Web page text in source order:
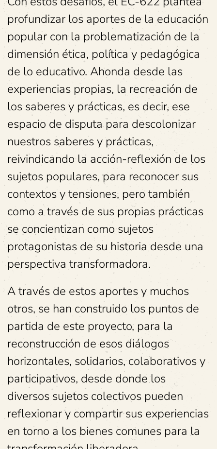
profundizar los aportes de la educación
popular con la problematización de la
dimensión ética, política y pedagógica
de lo educativo. Ahonda desde las
experiencias propias, la recreación de
los saberes y prácticas, es decir, ese
espacio de disputa para descolonizar
nuestros saberes y prácticas,
reivindicando la acción-reflexión de los
sujetos populares, para reconocer sus
contextos y tensiones, pero también
como a través de sus propias prácticas
se concientizan como sujetos
protagonistas de su historia desde una
perspectiva transformadora.
A través de estos aportes y muchos
otros, se han construido los puntos de
partida de este proyecto, para la
reconstrucción de esos diálogos
horizontales, solidarios, colaborativos y
participativos, desde donde los
diversos sujetos colectivos pueden
reflexionar y compartir sus experiencias
en torno a los bienes comunes para la